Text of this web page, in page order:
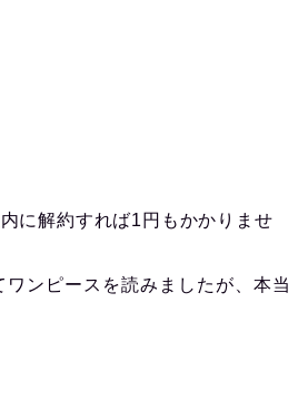
に解約すれば1円もかかりませ
ワンピースを読みましたが、本当